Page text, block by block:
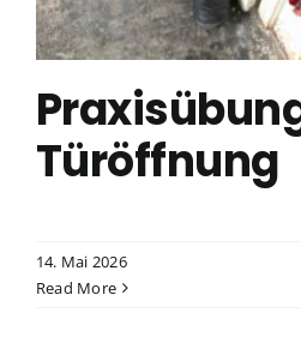
Türöffnung
14. Mai 2026
Read More